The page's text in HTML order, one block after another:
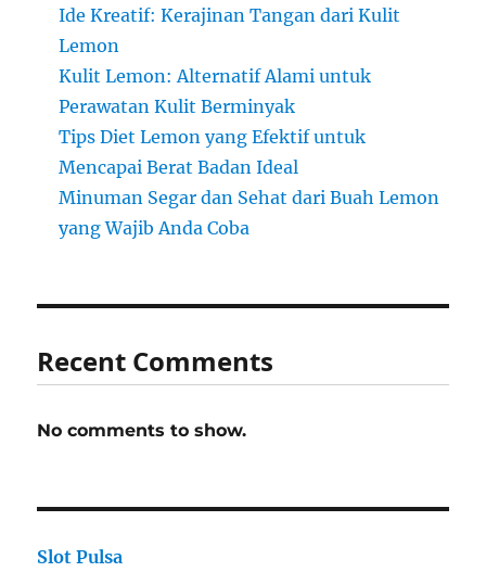
Ide Kreatif: Kerajinan Tangan dari Kulit
Lemon
Kulit Lemon: Alternatif Alami untuk
Perawatan Kulit Berminyak
Tips Diet Lemon yang Efektif untuk
Mencapai Berat Badan Ideal
Minuman Segar dan Sehat dari Buah Lemon
yang Wajib Anda Coba
Recent Comments
No comments to show.
Slot Pulsa